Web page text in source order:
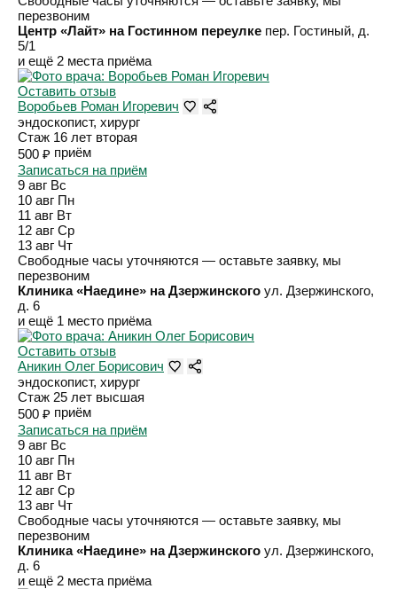
перезвоним
Центр «Лайт» на Гостинном переулке пер. Гостиный, д.
5/1
и ещё 2 места приёма
Оставить отзыв
Воробьев Роман Игоревич
эндоскопист, хирург
Стаж 16 лет вторая
500 ₽ приём
Записаться на приём
9 авг Вс
10 авг Пн
11 авг Вт
12 авг Ср
13 авг Чт
Свободные часы уточняются — оставьте заявку, мы
перезвоним
Клиника «Наедине» на Дзержинского ул. Дзержинского,
д. 6
и ещё 1 место приёма
Оставить отзыв
Аникин Олег Борисович
эндоскопист, хирург
Стаж 25 лет высшая
500 ₽ приём
Записаться на приём
9 авг Вс
10 авг Пн
11 авг Вт
12 авг Ср
13 авг Чт
Свободные часы уточняются — оставьте заявку, мы
перезвоним
Клиника «Наедине» на Дзержинского ул. Дзержинского,
д. 6
и ещё 2 места приёма